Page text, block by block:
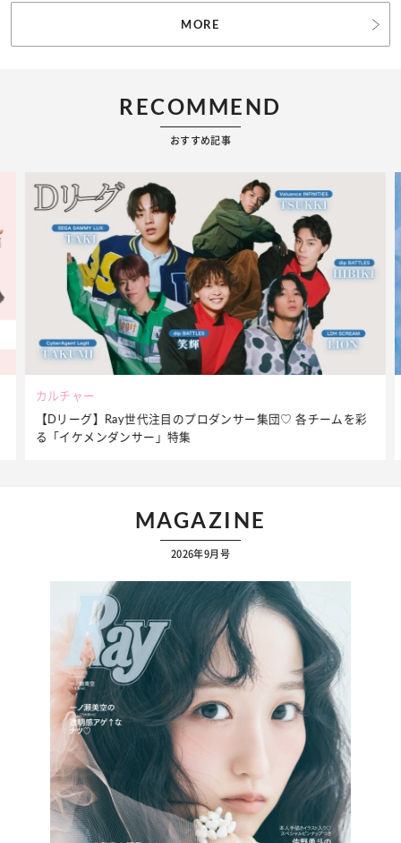
MORE
RECOMMEND
おすすめ記事
ビューティー
夏だからこそ“水分”が大切！くずれないメイクをつくる【保
ケア】アイテム3選
MAGAZINE
2026年9月号